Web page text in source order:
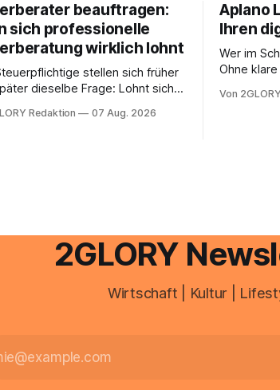
beauftragen:
sich professionelle
wirklich lohnt
stellen sich früher
dieselbe Frage: Lohnt sich
Steuererklärung auch in
professionelle Unterstützung
Redaktion 07 Aug. 2026
Aplano
Ihren
Wer im
Ohne
zentraler
Von
2GLORY
Wirtschaft | Kultur |